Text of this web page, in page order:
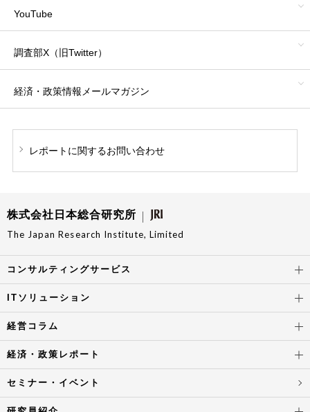
YouTube
調査部X（旧Twitter）
経済・政策情報 メールマガジン
レポートに関するお問い合わせ
株式会社日本総合研究所
The Japan Research Institute, Limited
コンサルティングサービス
ITソリューション
経営コラム
経済・政策レポート
セミナー・イベント